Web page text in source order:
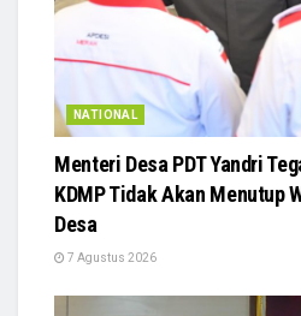
NATIONAL
Menteri Desa PDT Yandri
KDMP Tidak Akan Menutup
Desa
7 Agustus 2026